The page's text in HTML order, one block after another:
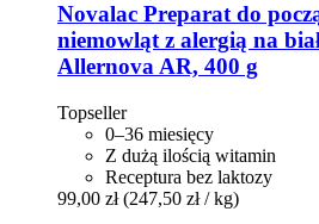
Novalac Preparat do
niemowląt z alergią na
Allernova AR, 400 g
Topseller
0–36 miesięcy
Z dużą ilością witamin
Receptura bez laktozy
99,00 zł (247,50 zł / kg)